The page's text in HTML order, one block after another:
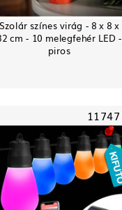
Szolár színes virág - 8 x 8 x
cm - 10 melegfehér LED -
piros
11747